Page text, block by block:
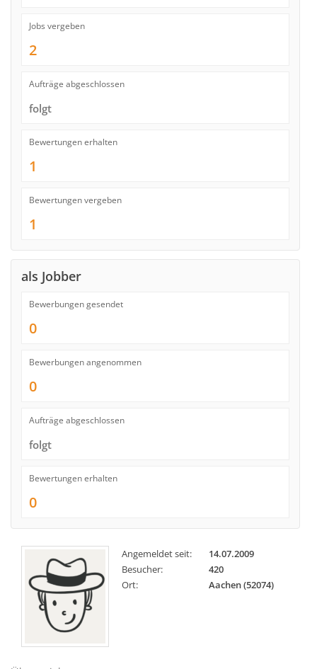
Jobs vergeben
2
Aufträge abgeschlossen
folgt
Bewertungen erhalten
1
Bewertungen vergeben
1
als Jobber
Bewerbungen gesendet
0
Bewerbungen angenommen
0
Aufträge abgeschlossen
folgt
Bewertungen erhalten
0
Angemeldet seit:
14.07.2009
Besucher:
420
Ort:
Aachen (52074)